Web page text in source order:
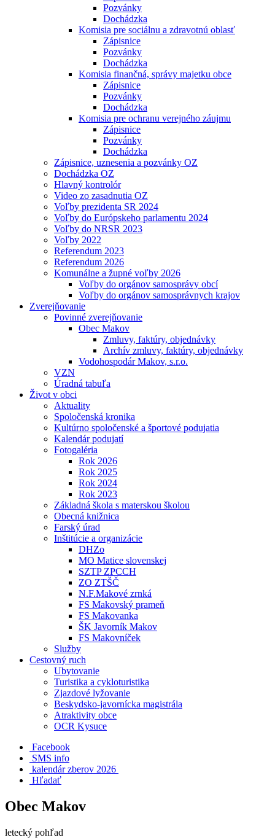
Pozvánky
Dochádzka
Komisia pre sociálnu a zdravotnú oblasť
Zápisnice
Pozvánky
Dochádzka
Komisia finančná, správy majetku obce
Zápisnice
Pozvánky
Dochádzka
Komisia pre ochranu verejného záujmu
Zápisnice
Pozvánky
Dochádzka
Zápisnice, uznesenia a pozvánky OZ
Dochádzka OZ
Hlavný kontrolór
Video zo zasadnutia OZ
Voľby prezidenta SR 2024
Voľby do Európskeho parlamentu 2024
Voľby do NRSR 2023
Voľby 2022
Referendum 2023
Referendum 2026
Komunálne a župné voľby 2026
Voľby do orgánov samosprávy obcí
Voľby do orgánov samosprávnych krajov
Zverejňovanie
Povinné zverejňovanie
Obec Makov
Zmluvy, faktúry, objednávky
Archív zmluvy, faktúry, objednávky
Vodohospodár Makov, s.r.o.
VZN
Úradná tabuľa
Život v obci
Aktuality
Spoločenská kronika
Kultúrno spoločenské a športové podujatia
Kalendár podujatí
Fotogaléria
Rok 2026
Rok 2025
Rok 2024
Rok 2023
Základná škola s materskou školou
Obecná knižnica
Farský úrad
Inštitúcie a organizácie
DHZo
MO Matice slovenskej
SZTP ZPCCH
ZO ZTŠČ
N.F.Makové zrnká
FS Makovský prameň
FS Makovanka
ŠK Javorník Makov
FS Makovníček
Služby
Cestovný ruch
Ubytovanie
Turistika a cykloturistika
Zjazdové lyžovanie
Beskydsko-javornícka magistrála
Atraktivity obce
OCR Kysuce
Facebook
SMS info
​ kalendár zberov 2026
Hľadať
Obec Makov
letecký pohľad